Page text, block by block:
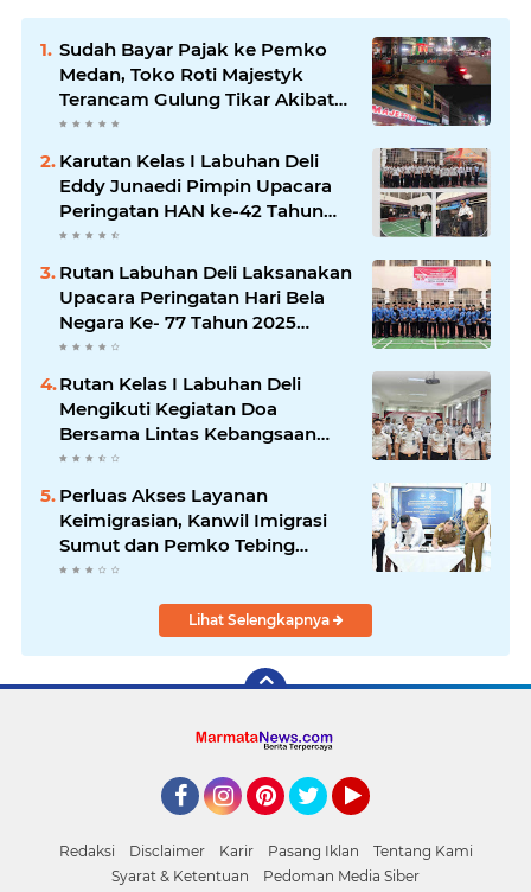
Sudah Bayar Pajak ke Pemko
Medan, Toko Roti Majestyk
Terancam Gulung Tikar Akibat
Akses Jalan Ditutup Pedagang
Karutan Kelas I Labuhan Deli
Eddy Junaedi Pimpin Upacara
Peringatan HAN ke-42 Tahun
2026
Rutan Labuhan Deli Laksanakan
Upacara Peringatan Hari Bela
Negara Ke- 77 Tahun 2025
Penuh Khidmat
Rutan Kelas I Labuhan Deli
Mengikuti Kegiatan Doa
Bersama Lintas Kebangsaan
dan Kick Off Semarak HUT RI
Perluas Akses Layanan
Keimigrasian, Kanwil Imigrasi
Sumut dan Pemko Tebing
Tinggi Teken Perjanjian Pinjam
Lihat Selengkapnya
Redaksi Disclaimer Karir Pasang Iklan
Tentang Kami
Syarat & Ketentuan
Pedoman Media Siber